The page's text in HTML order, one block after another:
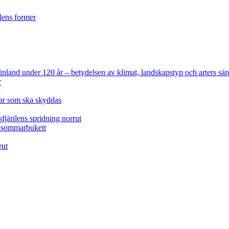
former
under 120 år– betydelsen av klimat, landskapstyp och arters
som ska skyddas
spridning norrut